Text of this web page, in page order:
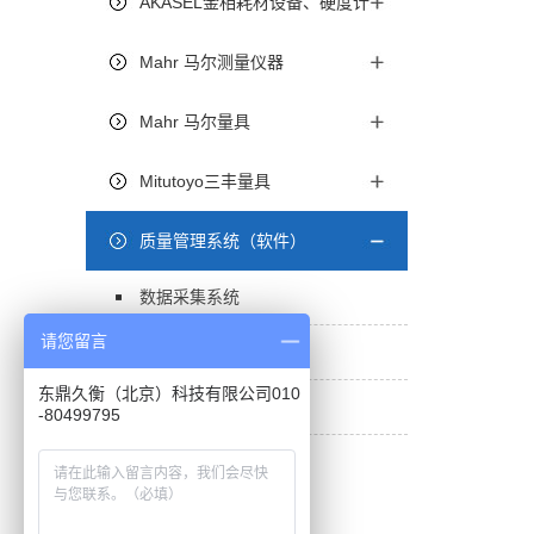
Mahr 马尔测量仪器
Mahr 马尔量具
Mitutoyo三丰量具
质量管理系统（软件）
数据采集系统
质量管理系统
请您留言
东鼎久衡（北京）科技有限公司010
-80499795